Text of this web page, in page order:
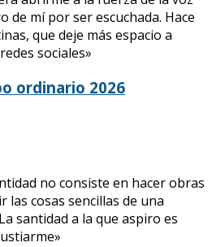
de mí por ser escuchada. Hace
que deje más espacio a
sociales»
ordinario 2026
no consiste en hacer obras
las cosas sencillas de una
santidad a la que aspiro es